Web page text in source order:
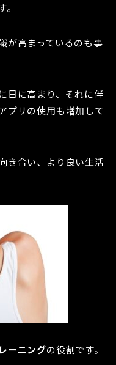
が高まっているのも事
日に高まり、それに伴
プリの使用も増加して
き合い、より良い生活
ーニングの役割です。